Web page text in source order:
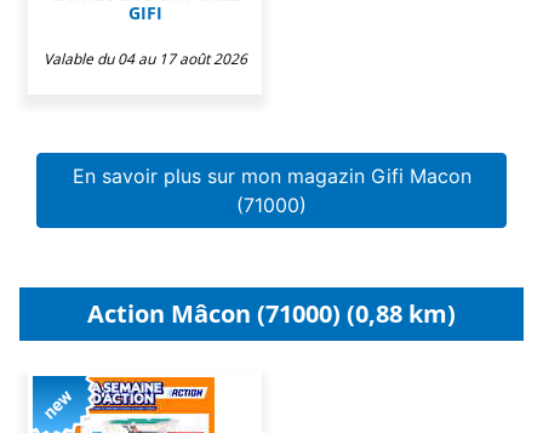
GIFI
Valable du 04 au 17 août 2026
En savoir plus sur mon magazin Gifi Macon
(71000)
Action Mâcon (71000) (0,88 km)